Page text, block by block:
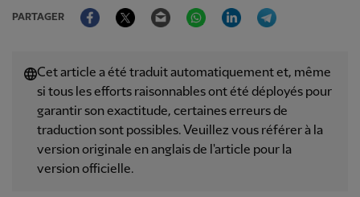
PARTAGER
FacebookTwitter Email WhatsAppLinkedIn
Cet article a été traduit automatiquement et, même
si tous les efforts raisonnables ont été déployés pour
garantir son exactitude, certaines erreurs de
traduction sont possibles. Veuillez vous référer à la
version originale en anglais de l'article pour la
version officielle.